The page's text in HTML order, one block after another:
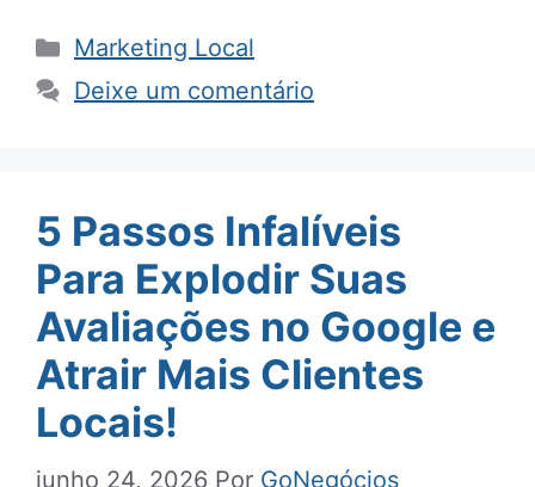
Categorias
Marketing Local
Deixe um comentário
5 Passos Infalíveis
Para Explodir Suas
Avaliações no Google e
Atrair Mais Clientes
Locais!
junho 24, 2026 Por GoNegócios